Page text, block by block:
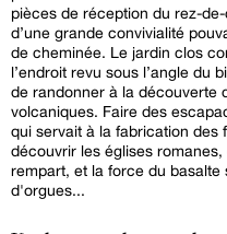
pièces de réception du rez-
d’une grande convivialité
de cheminée. Le jardin clos
l’endroit revu sous l’angle du
de randonner à la découverte
volcaniques. Faire des
qui servait à la fabrication des
découvrir les églises
rempart, et la force du
d'orgues...